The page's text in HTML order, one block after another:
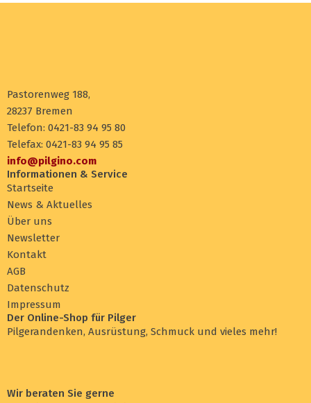
Pastorenweg 188,
28237 Bremen
Telefon: 0421-83 94 95 80
Telefax: 0421-83 94 95 85
info@pilgino.com
Informationen & Service
Startseite
News & Aktuelles
Über uns
Newsletter
Kontakt
AGB
Datenschutz
Impressum
Der Online-Shop für Pilger
Pilgerandenken, Ausrüstung, Schmuck und vieles mehr!
Wir beraten Sie gerne